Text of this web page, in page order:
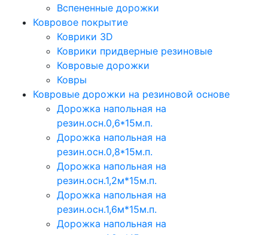
Вспененные дорожки
Ковровое покрытие
Коврики 3D
Коврики придверные резиновые
Ковровые дорожки
Ковры
Ковровые дорожки на резиновой основе
Дорожка напольная на
резин.осн.0,6*15м.п.
Дорожка напольная на
резин.осн.0,8*15м.п.
Дорожка напольная на
резин.осн.1,2м*15м.п.
Дорожка напольная на
резин.осн.1,6м*15м.п.
Дорожка напольная на